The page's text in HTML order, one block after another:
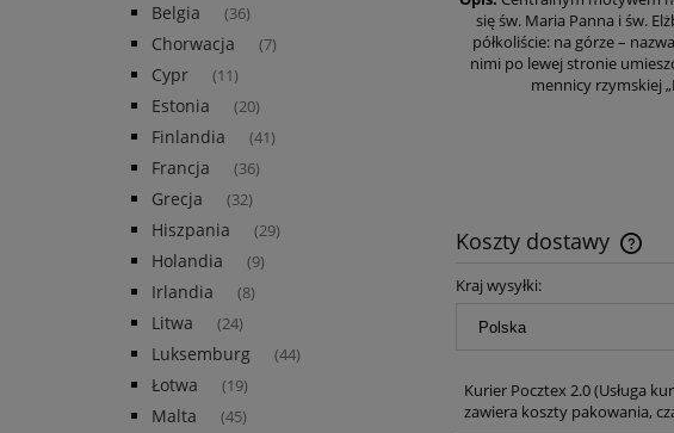
Belgia (36)
Chorwacja (7)
Cypr (11)
Estonia (20)
Finlandia (41)
Francja (36)
Grecja (32)
Hiszpania (29)
Holandia (9)
Irlandia (8)
Litwa (24)
Luksemburg (44)
Łotwa (19)
Malta (45)
się św. Maria Panna i św.
półkoliście: na górze –
nimi po lewej stronie
mennicy rzymskiej
Koszty dostawy
Kraj wysyłki:
Kurier Pocztex 2.0(Usługa
zawiera koszty pakowania,